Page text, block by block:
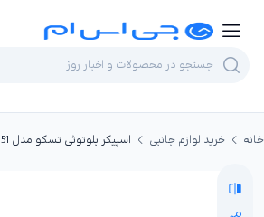
خانه خرید لوازم جانبی اسپیکر بلوتوثی تسکو مدل TS 23151